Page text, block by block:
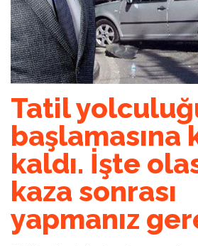
Tatil
başlamasına
kaldı. İşte
kaza sonrası
yapmanız